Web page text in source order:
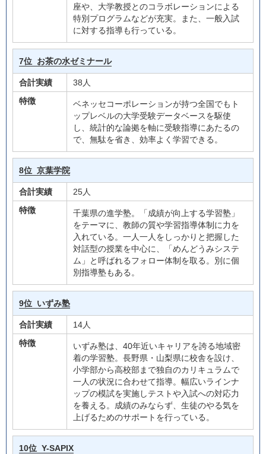
座や、大学教授とのコラボレーションによる
特別プログラムなどが充実。また、一般入試
に対する指導も行っている。
7位 お茶の水ゼミナール
合計実績
38人
特徴
ベネッセコーポレーションが持つ全国でもト
ップレベルの大学受験データベースを駆使
し、統計的な論拠を軸に受験指導にあたるの
で、無駄を省き、効率よく学習できる。
8位 京葉学院
合計実績
25人
特徴
千葉県の進学塾。「成績が向上する学習塾」
をテーマに、教師の質や学習指導体制に力を
入れている。一人一人をしっかりと把握した
対話型の授業を中心に、「めんどうみシステ
ム」と呼ばれるフォロー体制を取る。別に個
別指導塾もある。
9位 いずみ塾
合計実績
14人
特徴
いずみ塾は、40年近いキャリアを誇る地域密
着の学習塾。長野県・山梨県に校舎を設け、
小学部から高校部まで独自のカリキュラムで
一人の状況に合わせて指導。幅広いラインナ
ップの模試を実施しテストや入試への対応力
を養える。成績のみならず、生徒のやる気を
上げるためのサポートを行っている。
10位 Y-SAPIX